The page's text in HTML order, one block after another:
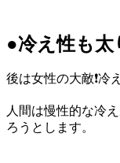
●冷え性も
後は女性の大敵❗冷
人間は慢性的な冷
ろうとします。